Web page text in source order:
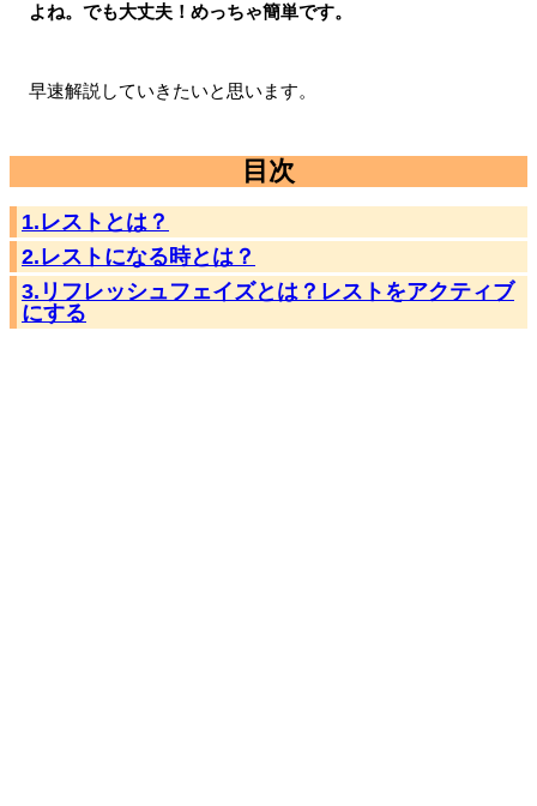
よね。でも大丈夫！めっちゃ簡単です。
早速解説していきたいと思います。
目次
1.レストとは？
2.レストになる時とは？
3.リフレッシュフェイズとは？レストをアクティブ
にする